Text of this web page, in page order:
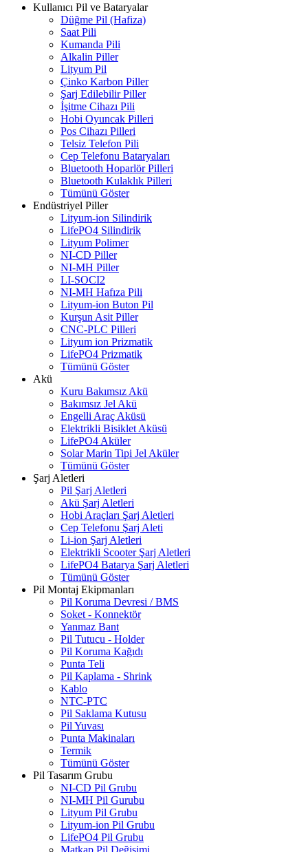
Kullanıcı Pil ve Bataryalar
Düğme Pil (Hafiza)
Saat Pili
Kumanda Pili
Alkalin Piller
Lityum Pil
Çinko Karbon Piller
Şarj Edilebilir Piller
İşitme Cihazı Pili
Hobi Oyuncak Pilleri
Pos Cihazı Pilleri
Telsiz Telefon Pili
Cep Telefonu Bataryaları
Bluetooth Hoparlör Pilleri
Bluetooth Kulaklık Pilleri
Tümünü Göster
Endüstriyel Piller
Lityum-ion Silindirik
LifePO4 Silindirik
Lityum Polimer
NI-CD Piller
NI-MH Piller
LI-SOCI2
NI-MH Hafıza Pili
Lityum-ion Buton Pil
Kurşun Asit Piller
CNC-PLC Pilleri
Lityum ion Prizmatik
LifePO4 Prizmatik
Tümünü Göster
Akü
Kuru Bakımsız Akü
Bakımsız Jel Akü
Engelli Araç Aküsü
Elektrikli Bisiklet Aküsü
LifePO4 Aküler
Solar Marin Tipi Jel Aküler
Tümünü Göster
Şarj Aletleri
Pil Şarj Aletleri
Akü Şarj Aletleri
Hobi Araçları Şarj Aletleri
Cep Telefonu Şarj Aleti
Li-ion Şarj Aletleri
Elektrikli Scooter Şarj Aletleri
LifePO4 Batarya Şarj Aletleri
Tümünü Göster
Pil Montaj Ekipmanları
Pil Koruma Devresi / BMS
Soket - Konnektör
Yanmaz Bant
Pil Tutucu - Holder
Pil Koruma Kağıdı
Punta Teli
Pil Kaplama - Shrink
Kablo
NTC-PTC
Pil Saklama Kutusu
Pil Yuvası
Punta Makinaları
Termik
Tümünü Göster
Pil Tasarım Grubu
NI-CD Pil Grubu
NI-MH Pil Gurubu
Lityum Pil Grubu
Lityum-ion Pil Grubu
LifePO4 Pil Grubu
Matkap Pil Değişimi